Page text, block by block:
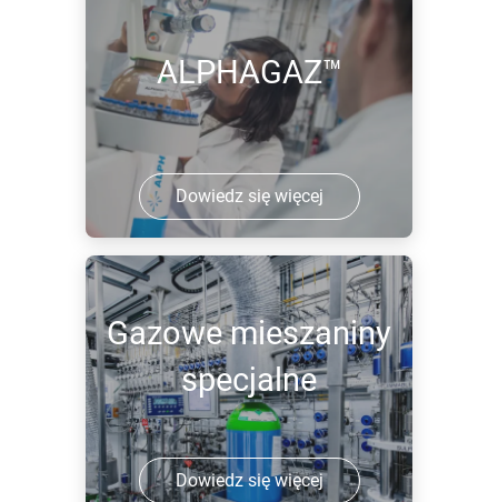
ALPHAGAZ™
Dowiedz się więcej
Gazowe mieszaniny
specjalne
Dowiedz się więcej